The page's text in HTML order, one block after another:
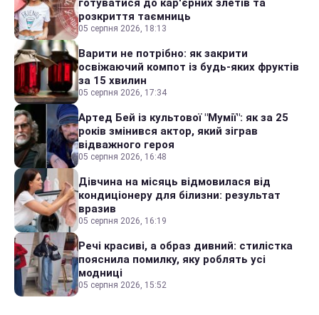
готуватися до кар'єрних злетів та
розкриття таємниць
05 серпня 2026, 18:13
Варити не потрібно: як закрити
освіжаючий компот із будь-яких фруктів
за 15 хвилин
05 серпня 2026, 17:34
Артед Бей із культової "Мумії": як за 25
років змінився актор, який зіграв
відважного героя
05 серпня 2026, 16:48
Дівчина на місяць відмовилася від
кондиціонеру для білизни: результат
вразив
05 серпня 2026, 16:19
Речі красиві, а образ дивний: стилістка
пояснила помилку, яку роблять усі
модниці
05 серпня 2026, 15:52